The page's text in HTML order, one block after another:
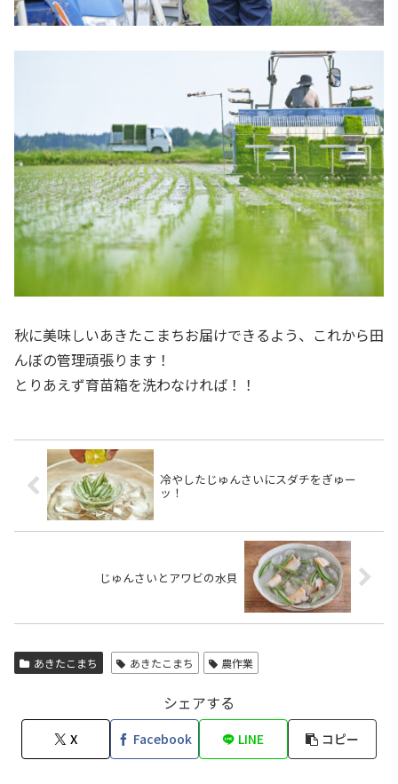
秋に美味しいあきたこまちお届けできるよう、これから田
んぼの管理頑張ります！
とりあえず育苗箱を洗わなければ！！
冷やしたじゅんさいにスダチをぎゅー
ッ！
じゅんさいとアワビの水貝
あきたこまち あきたこまち 農作業
シェアする
X Facebook LINE コピー